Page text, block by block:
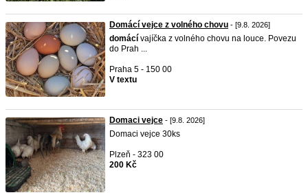
Domácí vejce z volného chovu - [9.8. 2026]
domácí vajíčka z volného chovu na louce. Povezu
do Prah ...
Praha 5 - 150 00
V textu
Domaci vejce - [9.8. 2026]
Domaci vejce 30ks
Plzeň - 323 00
200 Kč